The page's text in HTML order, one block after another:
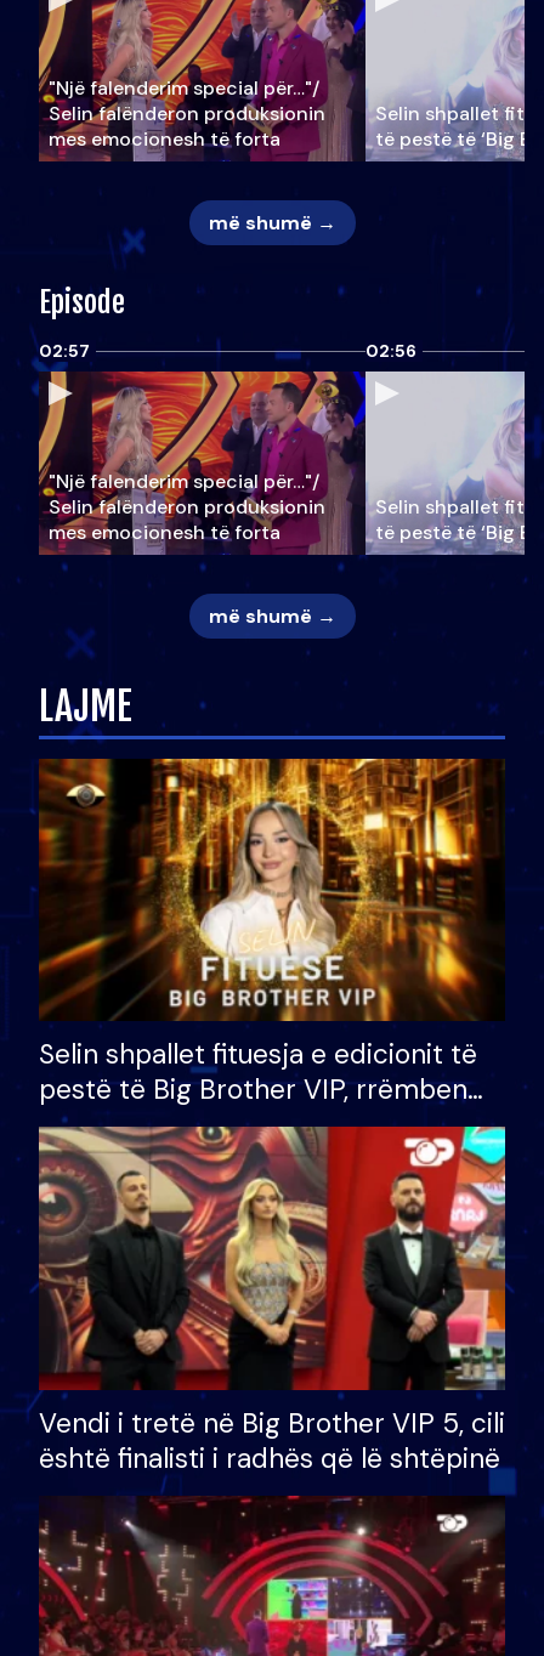
"Një falenderim special për…"/
Selin falënderon produksionin
mes emocionesh të forta
Selin shpallet
të pestë të ‘Big
më shumë →
Episode
02:57
"Një falenderim special për…"/
Selin falënderon produksionin
mes emocionesh të forta
02:56
Selin shpallet
të pestë të ‘Big
më shumë →
LAJME
Selin shpallet fituesja e edicionit të
pestë të Big Brother VIP, rrëmben
çmimin e madh prej 100 mijë eurosh
Vendi i tretë në Big Brother VIP 5, cili
është finalisti i radhës që lë shtëpinë